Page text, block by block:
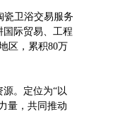
瓷卫浴交易服务
际贸易、工程
区，累积80万
。定位为“以
量，共同推动